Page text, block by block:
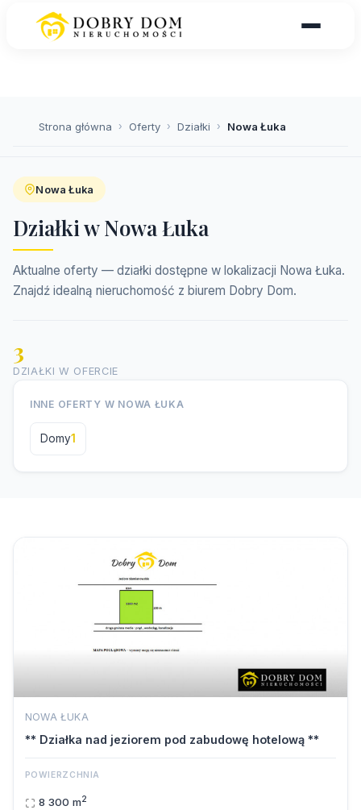
Strona główna › Oferty › Działki › Nowa Łuka
Nowa Łuka
Działki w Nowa Łuka
Aktualne oferty — działki dostępne w lokalizacji Nowa Łuka.
Znajdź idealną nieruchomość z biurem Dobry Dom.
3
DZIAŁKI W OFERCIE
INNE OFERTY W NOWA ŁUKA
Domy1
NOWA ŁUKA
** Działka nad jeziorem pod zabudowę hotelową **
POWIERZCHNIA
8 300 m2